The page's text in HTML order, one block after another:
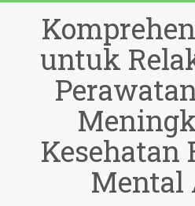
untuk
Kesehatan
Mental